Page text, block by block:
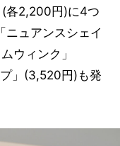
(各2,200円)に4つ
ニュアンスシェイ
ウィンク」
」(3,520円)も発